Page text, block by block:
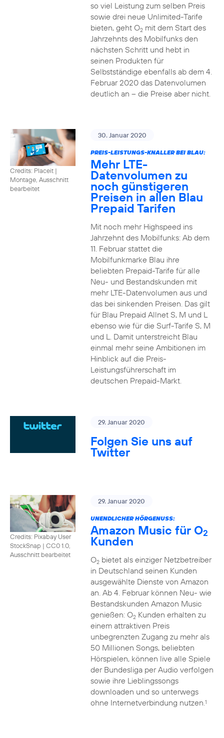
so viel Leistung zum selben Preis
sowie drei neue Unlimited-Tarife
bieten, geht O2mit dem Start des
Jahrzehnts des Mobilfunks den
nächsten Schritt und hebt in
seinen Produkten für
Selbstständige ebenfalls ab dem 4.
Februar 2020 das Datenvolumen
deutlich an – die Preise aber nicht.
Credits: Placeit |
Montage, Ausschnitt
bearbeitet
30. Januar 2020
PREIS-LEISTUNGS-KNALLER BEI BLAU:
Mehr LTE-
Datenvolumen zu
noch günstigeren
Preisen in allen Blau
Prepaid Tarifen
Mit noch mehr Highspeed ins
Jahrzehnt des Mobilfunks: Ab dem
11. Februar stattet die
Mobilfunkmarke Blau ihre
beliebten Prepaid-Tarife für alle
Neu- und Bestandskunden mit
mehr LTE-Datenvolumen aus und
das bei sinkenden Preisen. Das gilt
für Blau Prepaid Allnet S, M und L
ebenso wie für die Surf-Tarife S, M
und L. Damit unterstreicht Blau
einmal mehr seine Ambitionen im
Hinblick auf die Preis-
Leistungsführerschaft im
deutschen Prepaid-Markt.
29. Januar 2020
Folgen Sie uns auf
Twitter
Credits: Pixabay User
StockSnap | CC0 1.0,
Ausschnitt bearbeitet
29. Januar 2020
UNENDLICHER HÖRGENUSS:
Amazon Music für O2
Kunden
O2bietet als einziger Netzbetreiber
in Deutschland seinen Kunden
ausgewählte Dienste von Amazon
an. Ab 4. Februar können Neu- wie
Bestandskunden Amazon Music
genießen: O2Kunden erhalten zu
einem attraktiven Preis
unbegrenzten Zugang zu mehr als
50 Millionen Songs, beliebten
Hörspielen, können live alle Spiele
der Bundesliga per Audio verfolgen
sowie ihre Lieblingssongs
downloaden und so unterwegs
ohne Internetverbindung nutzen.1